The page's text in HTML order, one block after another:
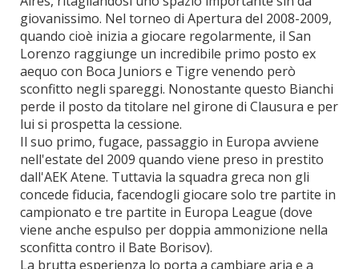
giovanissimo. Nel torneo di Apertura del 2008-2009,
quando cioè inizia a giocare regolarmente, il San
Lorenzo raggiunge un incredibile primo posto ex
aequo con Boca Juniors e Tigre venendo però
sconfitto negli spareggi. Nonostante questo Bianchi
perde il posto da titolare nel girone di Clausura e per
lui si prospetta la cessione.
Il suo primo, fugace, passaggio in Europa avviene
nell'estate del 2009 quando viene preso in prestito
dall'AEK Atene. Tuttavia la squadra greca non gli
concede fiducia, facendogli giocare solo tre partite in
campionato e tre partite in Europa League (dove
viene anche espulso per doppia ammonizione nella
sconfitta contro il Bate Borisov).
La brutta esperienza lo porta a cambiare aria e a